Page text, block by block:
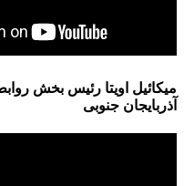
میکائیل اویتا رئیس بخش
آذربایجان جنوبی